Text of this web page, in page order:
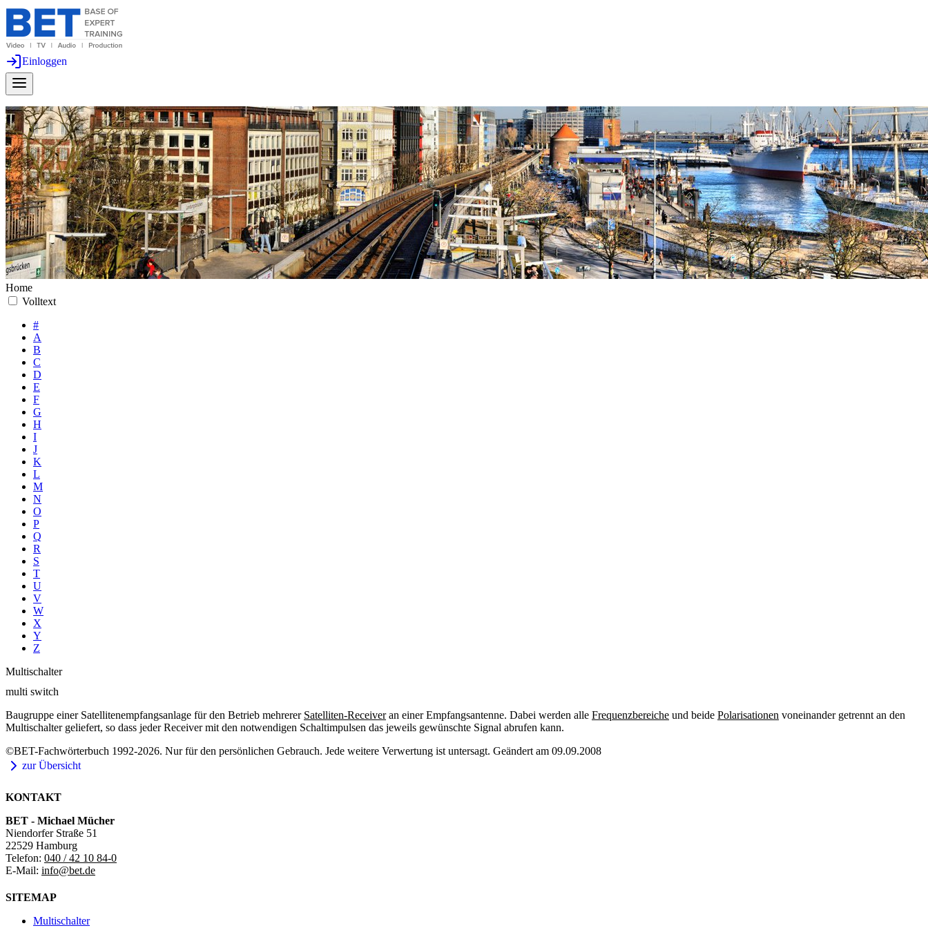
Einloggen
Home
Volltext
#
A
B
C
D
E
F
G
H
I
J
K
L
M
N
O
P
Q
R
S
T
U
V
W
X
Y
Z
Multischalter
multi switch
Baugruppe einer Satellitenempfangsanlage für den Betrieb mehrerer Satelliten-Receiveran einer Empfangsantenne. Dabei werden alle Frequenzbereiche und beide Polarisationen voneinander getrennt an den
Multischalter geliefert, so dass jeder Receiver mit den notwendigen Schaltimpulsen das jeweils gewünschte Signal abrufen kann.
©BET-Fachwörterbuch 1992-2026. Nur für den persönlichen Gebrauch. Jede weitere Verwertung ist untersagt. Geändert am 09.09.2008
zur Übersicht
KONTAKT
BET - Michael Mücher
Niendorfer Straße 51
22529 Hamburg
Telefon: 040 / 42 10 84-0
E-Mail: info@bet.de
SITEMAP
Multischalter